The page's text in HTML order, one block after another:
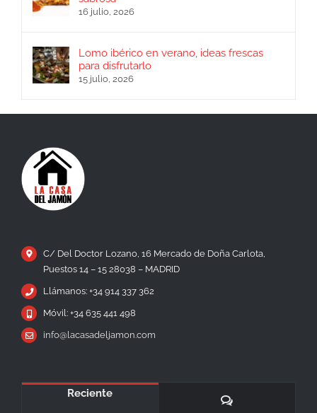
16 julio, 2026
Lomo ibérico en verano, ideas frescas
para disfrutarlo
15 julio, 2026
C/ Del Doctor Lozano, 16 Mercado de Doña Carlota,
Puestos 14 – 15 28038 – MADRID
Llámanos: +34 914 337 362
Móvil: +34 635 441 498
info@lacasadeljamon.com
Reciente
Comentarios